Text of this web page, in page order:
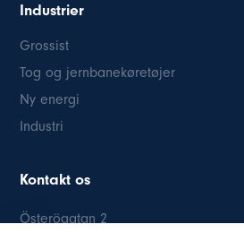
Industrier
Grossist
Tog og jernbanekøretøjer
Ny energi
Industri
Kontakt os
Österögatan 2